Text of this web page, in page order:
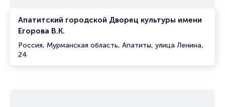
Апатитский городской Дворец культуры имени
Егорова В.К.
Россия, Мурманская область, Апатиты, улица Ленина,
24